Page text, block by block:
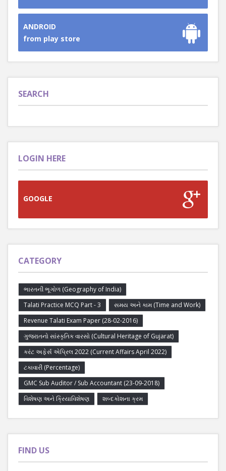
ANDROID
from play store
SEARCH
LOGIN HERE
GOOGLE
CATEGORY
ભારતની ભૂગોળ (Geography of India)
Talati Practice MCQ Part - 3
સમય અને કામ (Time and Work)
Revenue Talati Exam Paper (28-02-2016)
ગુજરાતનો સાંસ્કૃતિક વારસો (Cultural Heritage of Gujarat)
કરંટ અફેર્સ એપ્રિલ 2022 (Current Affairs April 2022)
ટકાવારી (Percentage)
GMC Sub Auditor / Sub Accountant (23-09-2018)
વિશેષણ અને ક્રિયાવિશેષણ
શબ્દકોશના ક્રમ
FIND US